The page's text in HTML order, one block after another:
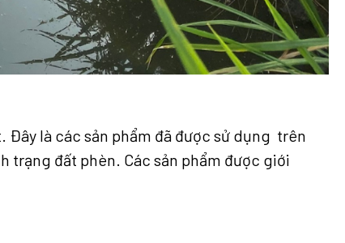
Đây là các sản phẩm đã được sử dụng trên
trạng đất phèn. Các sản phẩm được giới